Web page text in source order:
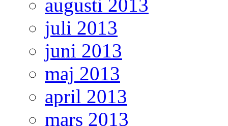
augusti 2013
juli 2013
juni 2013
maj 2013
april 2013
mars 2013